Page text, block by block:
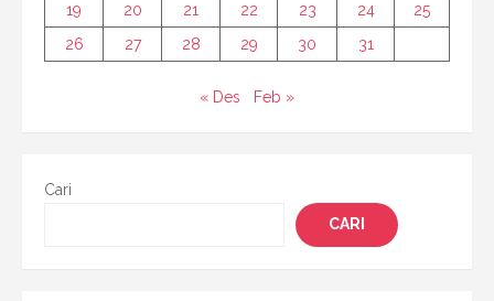
19
20 21 22 23 24
25
26
27 28 29 30 31
« Des Feb »
Cari
CARI